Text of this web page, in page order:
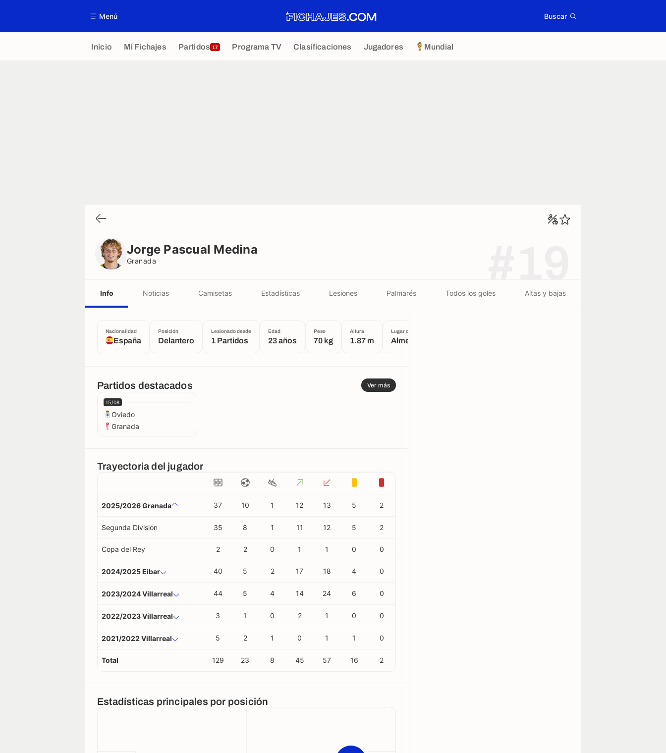
Menú Buscar
Inicio Mi Fichajes Partidos 17 Programa TV Clasificaciones Jugadores Mundial
Jorge Pascual Medina
Granada
Info Noticias Camisetas Estadísticas Lesiones Palmarés Todos los goles Altas y bajas
Nacionalidad
España
Posición
Delantero
Lesionado desde
1 Partidos
Edad
23 años
Peso
70 kg
Altura
1.87 m
Lugar de nacimiento
Almería
Partidos destacados Ver más
15/08
Oviedo
Granada
Trayectoria del jugador
2025/2026 Granada 37 10 1 12 13 5 2
Segunda División 35 8 1 11 12 5 2
Copa del Rey 2 2 0 1 1 0 0
2024/2025 Eibar 40 5 2 17 18 4 0
2023/2024 Villarreal 44 5 4 14 24 6 0
2022/2023 Villarreal 3 1 0 2 1 0 0
2021/2022 Villarreal 5 2 1 0 1 1 0
Total 129 23 8 45 57 16 2
Estadísticas principales por posición